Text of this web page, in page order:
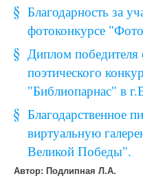
Благодарность за
фотоконкурсе
Диплом победителя
поэтического
"Библиопарнас" в
Благодарственное
виртуальную
Великой Победы".
Автор: Подлипная Л.А.